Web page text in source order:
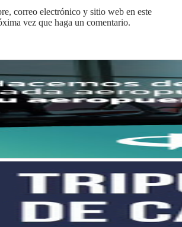
correo electrónico y sitio web en este
vez que haga un comentario.